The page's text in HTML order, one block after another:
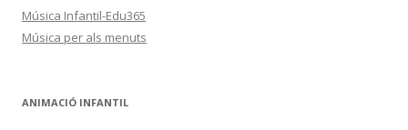
Música Infantil-Edu365
Música per als menuts
ANIMACIÓ INFANTIL